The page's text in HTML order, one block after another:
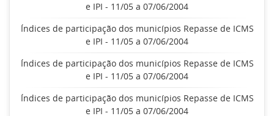
e IPI - 11/05 a 07/06/2004
Índices de participação dos municípios Repasse de ICMS
e IPI - 11/05 a 07/06/2004
Índices de participação dos municípios Repasse de ICMS
e IPI - 11/05 a 07/06/2004
Índices de participação dos municípios Repasse de ICMS
e IPI - 11/05 a 07/06/2004